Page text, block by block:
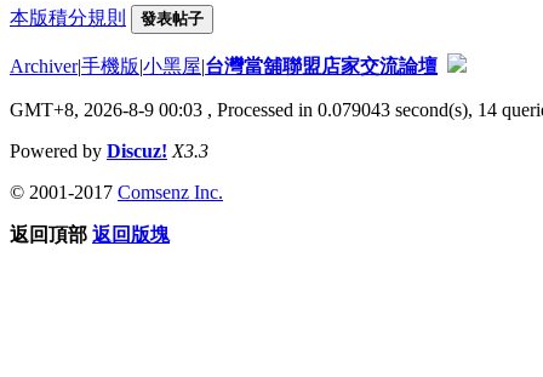
本版積分規則 發表帖子
Archiver|手機版|小黑屋|台灣當舖聯盟店家交流論壇
GMT+8, 2026-8-9 00:03 , Processed in 0.079043 second(s), 14
Powered by Discuz! X3.3
© 2001-2017 Comsenz Inc.
返回頂部 返回版塊